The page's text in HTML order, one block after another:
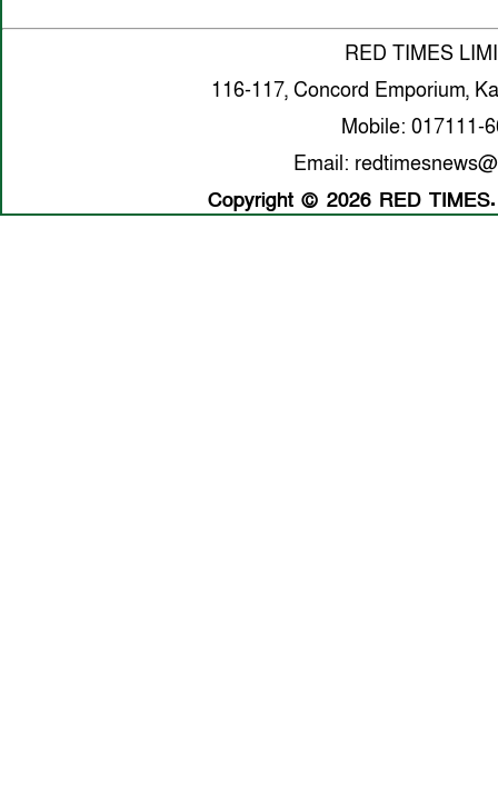
RED TIMES
116-117, Concord Emporium,
Mobile: 017111-
Email:
Copyright © 2026 RED